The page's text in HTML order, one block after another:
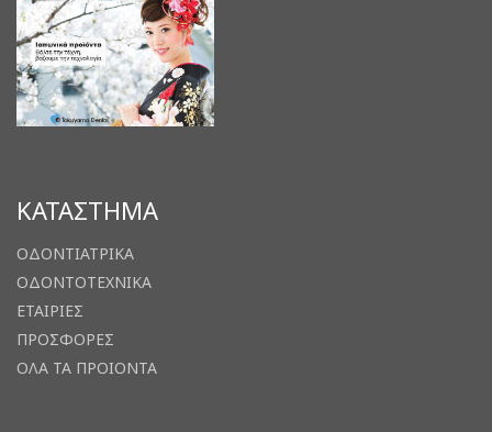
ΚΑΤΑΣΤΗΜΑ
ΟΔΟΝΤΙΑΤΡΙΚΑ
ΟΔΟΝΤΟΤΕΧΝΙΚΑ
ΕΤΑΙΡΙΕΣ
ΠΡΟΣΦΟΡΕΣ
ΟΛΑ ΤΑ ΠΡΟΙΟΝΤΑ